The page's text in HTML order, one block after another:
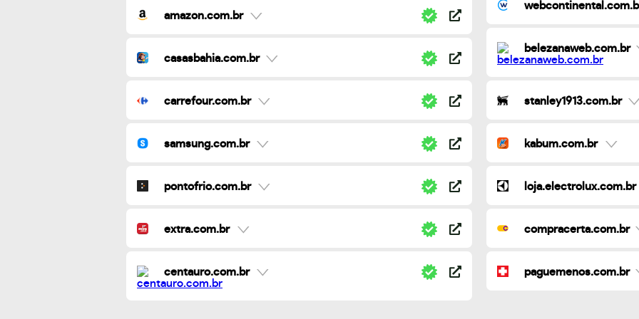
amazon.com.br
casasbahia.com.br
carrefour.com.br
samsung.com.br
pontofrio.com.br
extra.com.br
centauro.com.br
belezanaweb.com.br
stanley1913.com.br
kabum.com.br
loja.electrolux.com.br
compracerta.com.br
paguemenos.com.br